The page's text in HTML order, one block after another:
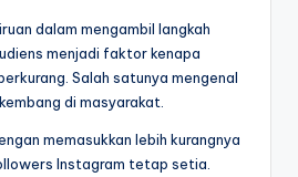
dalam mengambil langkah
menjadi faktor kenapa
Salah satunya mengenal
di masyarakat.
memasukkan lebih kurangnya
Instagram tetap setia.